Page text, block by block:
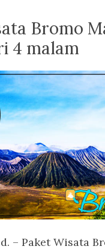
Bromo
4 malam
– Paket Wisata